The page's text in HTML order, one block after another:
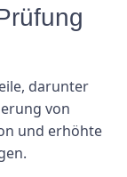
darunter
von
und erhöhte